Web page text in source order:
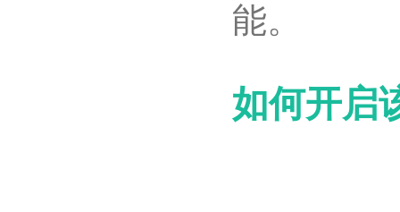
能。
如何开启